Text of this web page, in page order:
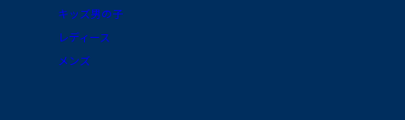
キッズ男の子
レディース
メンズ